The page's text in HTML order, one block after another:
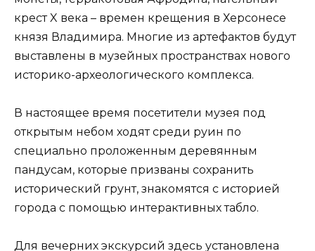
крест X века – времен крещения в Херсонесе
князя Владимира. Многие из артефактов будут
выставлены в музейных пространствах нового
историко-археологического комплекса.
В настоящее время посетители музея под
открытым небом ходят среди руин по
специально проложенным деревянным
пандусам, которые призваны сохранить
исторический грунт, знакомятся с историей
города с помощью интерактивных табло.
Для вечерних экскурсий здесь установлена